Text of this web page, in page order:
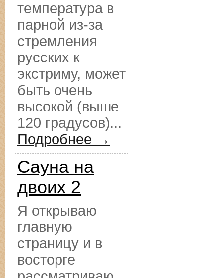
температура в
парной из-за
стремления
русских к
экстриму, может
быть очень
высокой (выше
120 градусов)...
Подробнее →
Сауна на
двоих 2
Я открываю
главную
страницу и в
восторге